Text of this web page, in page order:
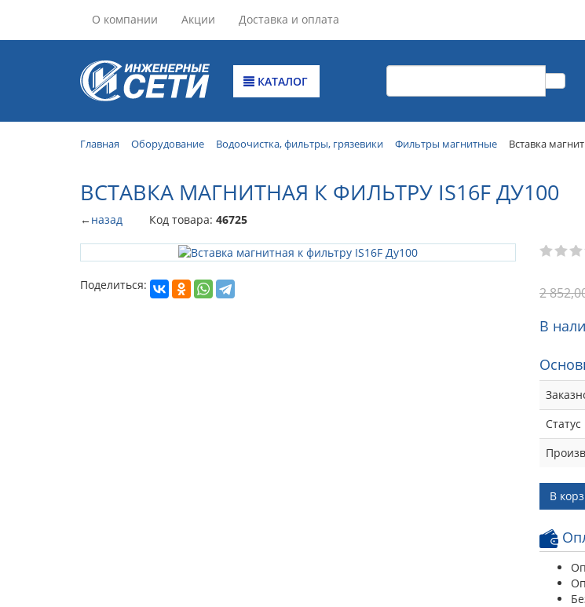
О компании Акции Доставка и оплата
КАТАЛОГ
Главная Оборудование Водоочистка, фильтры, грязевики Фильтры магнитные Вставка
ВСТАВКА МАГНИТНАЯ К ФИЛЬТРУ IS16F ДУ100
←назад Код товара: 46725
Поделиться: 2
В
Статус
В